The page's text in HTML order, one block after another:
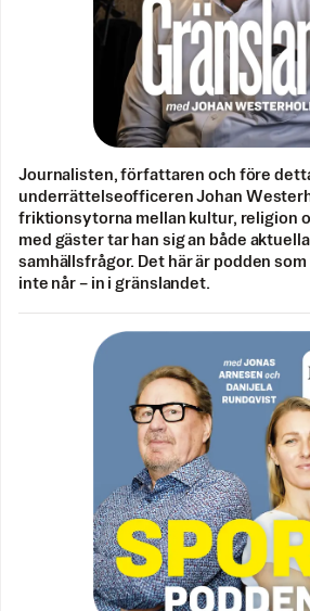
Journalisten, författaren och före
underrättelseofficeren Johan
friktionsytorna mellan kultur, religion
med gäster tar han sig an både
samhällsfrågor. Det här är podden
inte når – in i gränslandet.